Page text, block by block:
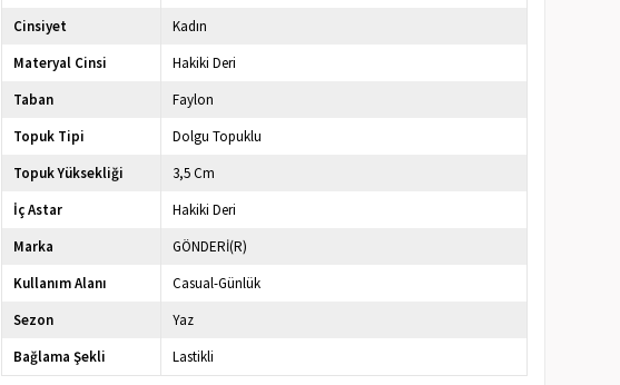
Cinsiyet
Kadın
Materyal Cinsi
Hakiki Deri
Taban
Faylon
Topuk Tipi
Dolgu Topuklu
Topuk Yüksekliği
3,5 Cm
İç Astar
Hakiki Deri
Marka
GÖNDERİ(R)
Kullanım Alanı
Casual-Günlük
Sezon
Yaz
Bağlama Şekli
Lastikli